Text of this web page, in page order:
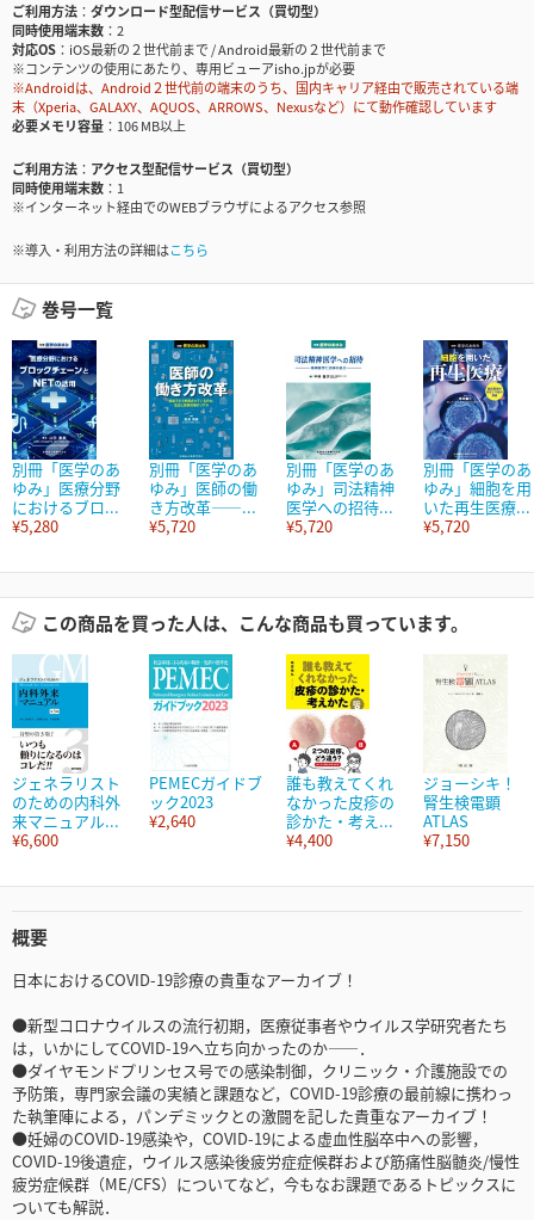
ご利用方法
ダウンロード型配信サービス（買切型）
同時使用端末数
2
対応OS
iOS最新の２世代前まで / Android最新の２世代前まで
※コンテンツの使用にあたり、専用ビューアisho.jpが必要
※Androidは、Android２世代前の端末のうち、国内キャリア経由で販売されている端
末（Xperia、GALAXY、AQUOS、ARROWS、Nexusなど）にて動作確認しています
必要メモリ容量
106 MB以上
ご利用方法
アクセス型配信サービス（買切型）
同時使用端末数
1
※インターネット経由でのWEBブラウザによるアクセス参照
※導入・利用方法の詳細はこちら
巻号一覧
別冊「医学のあ
ゆみ」医療分野
におけるブロ...
¥5,280
別冊「医学のあ
ゆみ」医師の働
き方改革――...
¥5,720
別冊「医学のあ
ゆみ」司法精神
医学への招待...
¥5,720
別冊「医学のあ
ゆみ」細胞を用
いた再生医療...
¥5,720
この商品を買った人は、こんな商品も買っています。
ジェネラリスト
のための内科外
来マニュアル...
¥6,600
PEMECガイドブ
ック2023
¥2,640
誰も教えてくれ
なかった皮疹の
診かた・考え...
¥4,400
ジョーシキ！
腎生検電顕
ATLAS
¥7,150
概要
日本におけるCOVID-19診療の貴重なアーカイブ！
●新型コロナウイルスの流行初期，医療従事者やウイルス学研究者たち
は，いかにしてCOVID-19へ立ち向かったのか――．
●ダイヤモンドプリンセス号での感染制御，クリニック・介護施設での
予防策，専門家会議の実績と課題など，COVID-19診療の最前線に携わっ
た執筆陣による，パンデミックとの激闘を記した貴重なアーカイブ！
●妊婦のCOVID-19感染や，COVID-19による虚血性脳卒中への影響，
COVID-19後遺症，ウイルス感染後疲労症症候群および筋痛性脳髄炎/慢性
疲労症候群（ME/CFS）についてなど，今もなお課題であるトピックスに
ついても解説．